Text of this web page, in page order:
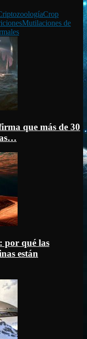
Crop
Mutilaciones de
que más de 30
por qué las
están